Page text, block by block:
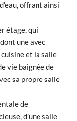
offrant ainsi
étage, qui
une avec
cuisine et la salle
vie baignée de
sa propre salle
de
d’une salle